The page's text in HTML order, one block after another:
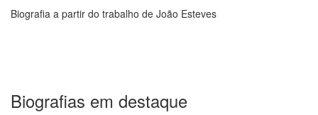
Biografia a partir do trabalho de João Esteves
Biografias em destaque